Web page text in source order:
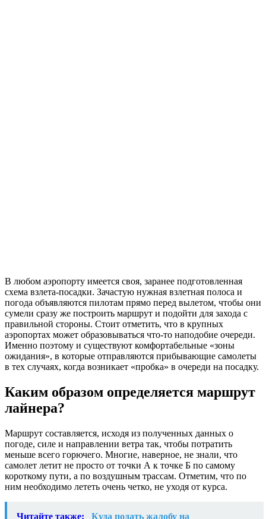
В любом аэропорту имеется своя, заранее подготовленная
схема взлета-посадки. Зачастую нужная взлетная полоса и
погода объявляются пилотам прямо перед вылетом, чтобы они
сумели сразу же построить маршрут и подойти для захода с
правильной стороны. Стоит отметить, что в крупных
аэропортах может образовываться что-то наподобие очереди.
Именно поэтому и существуют комфортабельные «зоны
ожидания», в которые отправляются прибывающие самолеты
в тех случаях, когда возникает «пробка» в очереди на посадку.
Каким образом определяется маршрут
лайнера?
Маршрут составляется, исходя из полученных данных о
погоде, силе и направлении ветра так, чтобы потратить
меньше всего горючего. Многие, наверное, не знали, что
самолет летит не просто от точки А к точке Б по самому
короткому пути, а по воздушным трассам. Отметим, что по
ним необходимо лететь очень четко, не уходя от курса.
Читайте также: Куда подать жалобу на